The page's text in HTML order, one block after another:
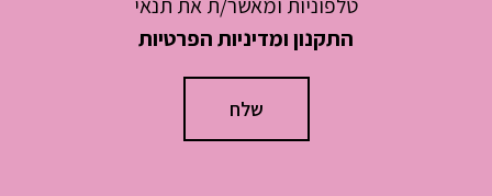
טלפוניות ומאשר/ת את תנאי
התקנון ומדיניות הפרטיות